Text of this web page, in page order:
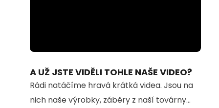
91.37%
A UŽ JSTE VIDĚLI TOHLE NAŠE VIDEO?
Rádi natáčíme hravá krátká videa. Jsou na
nich naše výrobky, záběry z naší továrny...